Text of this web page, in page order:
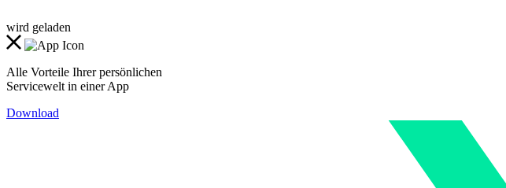
wird geladen
Alle Vorteile Ihrer persönlichen
Servicewelt in einer App
Download